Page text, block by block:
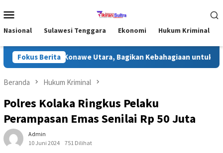
ke
Mobile
Nasional Sulawesi Tenggara Ekonomi Hukum Kriminal
Fokus Beritadi Konawe Utara, Bagikan Kebahagiaan untuk
Beranda Hukum Kriminal
Polres Kolaka Ringkus Pelaku
Perampasan Emas Senilai Rp 50 Juta
Admin
10 Juni 2024
751 Dilihat